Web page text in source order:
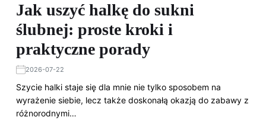
Jak uszyć halkę do sukni
ślubnej: proste kroki i
praktyczne porady
2026-07-22
Szycie halki staje się dla mnie nie tylko sposobem na
wyrażenie siebie, lecz także doskonałą okazją do zabawy z
różnorodnymi…